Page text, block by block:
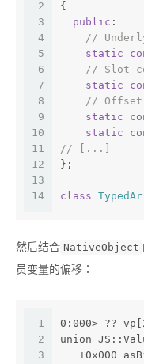
2
3
4
5
6
7
8
9
10
11
12
13
14
{
public :
//
static
// Slot
static
// Offset
static
static
// [...]
};
class
然后结合 NativeObject
员变量的偏移：
1
2
3
0:000> ??
union
+0x000